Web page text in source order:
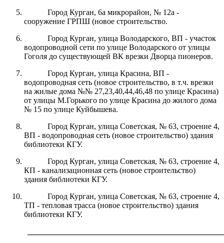
Город Курган, 6а микрорайон, № 12а -
сооружение ГРПШ (новое строительство.
Город Курган, улица Володарского, ВП - участок
водопроводной сети по улице Володарского от улицы
Гоголя до существующей ВК врезки Дворца пионеров.
Город Курган, улица Красина, ВП -
водопроводная сеть (новое строительство, в т.ч. врезки
на жилые дома №№ 27,23,40,44,46,48 по улице Красина)
от улицы М.Горького по улице Красина до жилого дома
№ 15 по улице Куйбышева.
Город Курган, улица Советская, № 63, строение 4,
ВП - водопроводная сеть (новое строительство) здания
библиотеки КГУ.
Город Курган, улица Советская, № 63, строение 4,
КП - канализационная сеть (новое строительство)
здания библиотеки КГУ.
Город Курган, улица Советская, № 63, строение 4,
ТП - тепловая трасса (новое строительство) здания
библиотеки КГУ.